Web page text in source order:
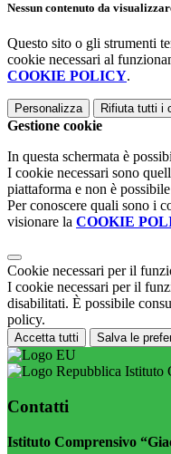
Nessun contenuto da
Questo sito o gli strumenti
cookie necessari al
COOKIE POLICY.
Personalizza Rifiuta tutti i
Gestione cookie
In questa schermata è
I cookie necessari sono
piattaforma e non è
Per conoscere quali sono i
visionare la COOKIE
Cookie necessari per il
I cookie necessari per il
disabilitati. È possibile
policy.
Accetta tutti Salva le
Istituto
Contatti
Istituto Comprensivo